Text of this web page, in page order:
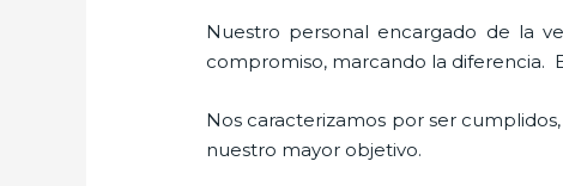
Nuestro personal encargado de la
compromiso, marcando la diferencia.
Nos caracterizamos por ser
nuestro mayor objetivo.